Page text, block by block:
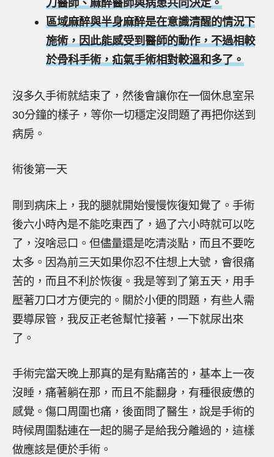
刀醫師、麻醉醫師與病患共同決定。
區域麻醉與半身麻醉是在意識清醒的情況下
施術，因此能感受到醫師的動作，不過相較
於骨科手術，疝氣手術相對較溫和多了。
沒多久手術就結束了，然後會讓你在一個休息室呆
30分鐘的樣子，等你一切穩定沒問題了再把你送到
病房。
術後第一天
剛到病床上，我的腿就開始慢慢恢復知覺了。手術
後六小時內是不能吃東西了，過了六小時就可以吃
了，沒啥忌口。但儘量還是吃清淡點，而且不要吃
太多。因為前三天如果你忍不住想上大號，會很痛
苦的，而且不利於恢復。我是等到了第五天，用手
壓著刀口才方便完的。關於小便的問題，有些人需
要導尿管，我反正老爸幫忙接著，一下就尿出來
了。
手術完當天晚上那真的是有點痛苦的，基本上一夜
沒睡，痛著躺在那，而且不能翻身，有種很疲憊的
感覺。傷口周圍也痛，後面問了醫生，說是手術的
時候周圍黏連在一起的腸子是給我分離過的，這樣
做應該是便於手術。